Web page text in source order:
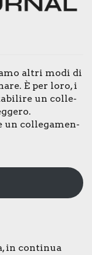
altri modi di
È per loro, i
un col­le­
un col­le­ga­men­
in con­ti­nua